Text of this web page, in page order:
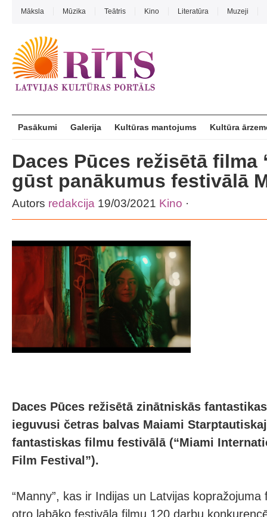
Māksla Mūzika Teātris Kino Literatūra Muzeji
Pasākumi Galerija Kultūras mantojums Kultūra
Daces Pūces režisētā filma
gūst panākumus festivālā
Autors redakcija 19/03/2021 Kino ·
Daces Pūces režisētā zinātniskās
ieguvusi četras balvas Maiami
fantastiskas filmu festivālā (“Miami
Film Festival”).
“Manny”, kas ir Indijas un Latvijas
otro labāko festivāla filmu 120 darbu